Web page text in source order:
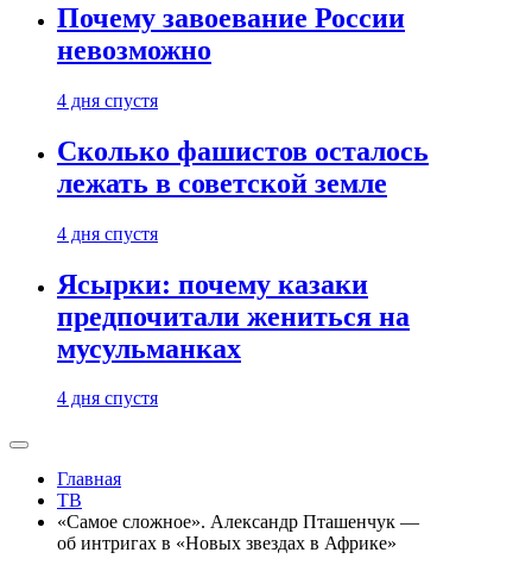
Почему завоевание России
невозможно
4 дня спустя
Сколько фашистов осталось
лежать в советской земле
4 дня спустя
Ясырки: почему казаки
предпочитали жениться на
мусульманках
4 дня спустя
Главная
ТВ
«Самое сложное». Александр Пташенчук —
об интригах в «Новых звездах в Африке»